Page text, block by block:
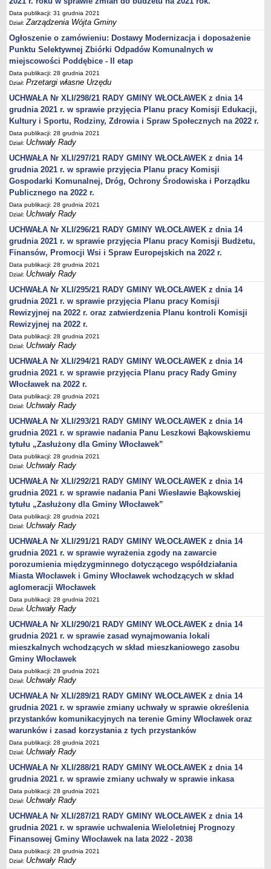
Plan postępowań o udzielenie zamówień w 2018 r.
Plan postępowań o udzielenie zamówień w 2017 r.
OCHRONA ŚRODOWISKA
Karty Informacyjne
Obwieszczenia środowiskowe
Obwieszczenia środowiskowe innych organów
Ogłoszenia środowiskowe
Postanowienia środowiskowe
Postanowienia środowiskowe innych organów
Archiwum 2008-2010
Rejestr działalności regulowanej
Miejscowy Plan Zagospodarowania Przestrzennego
Program Ochrony Środowiska
Plan Gospodarki Odpadami
Analiza Gospodarki Odpadami
PORADNIK INTERESANTA
Obsługa osób doświadczonych trwałymi lub okresowymi
trudnościami w komunikowaniu się (słabosłyszących i
głuchoniemych)
Jak załatwić sprawę
Informacje nieudostępnione
Wniosek o udostępnienie informacji publicznej
PRAWO LOKALNE
Strategia rozwoju
Zagospodarowanie przestrzenne
Program opieki nad zabytkami
Według roczników
Wybory Prezydenckie 28 czerwca 2020
Wybory Prezydenckie 2020
Wybory do Sejmu i do Senatu 2019
Wybory posłów do Parlamentu Europejskiego 2019
Wybory Samorządowe 2018 r.
Wybory ławników na kadencję 2020 – 2023
DZIAŁ OGŁOSZEŃ
Roczny Program Współpracy Gminy Włocławek z organizacjami
pozarządowymi - Konsultacje
Nowe statuty sołectw - Konsultacje
Konsultacje 2020 - zmiana granic
Nieodpłatna pomoc prawna
Obwieszczenia Wójta Gminy
Obwieszczenia Wojewody
Obwieszczenia innych organów
Obwieszczenia o sprzedaży
Informacje i Ogłoszenia
Ogłoszenia dot. nieruchomości
Sprawozdania Wójta Gminy
Zawiadomienia
Nabór pracowników
Konkursy - gminne jednostki organizacyjne
Rejestry
Petycje kierowane do Rady Gminy
Petycje kierowane do Wójta Gminy
Raporty o stanie Gminy
Petycje
Spis Rolny 2020
Dostępność cyfrowa strony podmiotowej BIP
Data publikacji: 31 grudnia 2021
Dział:Zarządzenia Wójta Gminy
Ogłoszenie o zamówieniu: Dostawy Modernizacja i doposażenie
Punktu Selektywnej Zbiórki Odpadów Komunalnych w
miejscowości Poddębice - II etap
Data publikacji: 28 grudnia 2021
Dział:Przetargi własne Urzędu
UCHWAŁA Nr XLI/298/21 RADY GMINY WŁOCŁAWEK z dnia 14
grudnia 2021 r. w sprawie przyjęcia Planu pracy Komisji Edukacji,
Kultury i Sportu, Rodziny, Zdrowia i Spraw Społecznych na 2022 r.
Data publikacji: 28 grudnia 2021
Dział: Uchwały Rady
UCHWAŁA Nr XLI/297/21 RADY GMINY WŁOCŁAWEK z dnia 14
grudnia 2021 r. w sprawie przyjęcia Planu pracy Komisji
Gospodarki Komunalnej, Dróg, Ochrony Środowiska i Porządku
Publicznego na 2022 r.
Data publikacji: 28 grudnia 2021
Dział: Uchwały Rady
UCHWAŁA Nr XLI/296/21 RADY GMINY WŁOCŁAWEK z dnia 14
grudnia 2021 r. w sprawie przyjęcia Planu pracy Komisji Budżetu,
Finansów, Promocji Wsi i Spraw Europejskich na 2022 r.
Data publikacji: 28 grudnia 2021
Dział: Uchwały Rady
UCHWAŁA Nr XLI/295/21 RADY GMINY WŁOCŁAWEK z dnia 14
grudnia 2021 r. w sprawie przyjęcia Planu pracy Komisji
Rewizyjnej na 2022 r. oraz zatwierdzenia Planu kontroli Komisji
Rewizyjnej na 2022 r.
Data publikacji: 28 grudnia 2021
Dział: Uchwały Rady
UCHWAŁA Nr XLI/294/21 RADY GMINY WŁOCŁAWEK z dnia 14
grudnia 2021 r. w sprawie przyjęcia Planu pracy Rady Gminy
Włocławek na 2022 r.
Data publikacji: 28 grudnia 2021
Dział: Uchwały Rady
UCHWAŁA Nr XLI/293/21 RADY GMINY WŁOCŁAWEK z dnia 14
grudnia 2021 r. w sprawie nadania Panu Leszkowi Bąkowskiemu
tytułu „Zasłużony dla Gminy Włocławek”
Data publikacji: 28 grudnia 2021
Dział: Uchwały Rady
UCHWAŁA Nr XLI/292/21 RADY GMINY WŁOCŁAWEK z dnia 14
grudnia 2021 r. w sprawie nadania Pani Wiesławie Bąkowskiej
tytułu „Zasłużony dla Gminy Włocławek”
Data publikacji: 28 grudnia 2021
Dział: Uchwały Rady
UCHWAŁA Nr XLI/291/21 RADY GMINY WŁOCŁAWEK z dnia 14
grudnia 2021 r. w sprawie wyrażenia zgody na zawarcie
porozumienia międzygminnego dotyczącego współdziałania
Miasta Włocławek i Gminy Włocławek wchodzących w skład
aglomeracji Włocławek
Data publikacji: 28 grudnia 2021
Dział: Uchwały Rady
UCHWAŁA Nr XLI/290/21 RADY GMINY WŁOCŁAWEK z dnia 14
grudnia 2021 r. w sprawie zasad wynajmowania lokali
mieszkalnych wchodzących w skład mieszkaniowego zasobu
Gminy Włocławek
Data publikacji: 28 grudnia 2021
Dział: Uchwały Rady
UCHWAŁA Nr XLI/289/21 RADY GMINY WŁOCŁAWEK z dnia 14
grudnia 2021 r. w sprawie zmiany uchwały w sprawie określenia
przystanków komunikacyjnych na terenie Gminy Włocławek oraz
warunków i zasad korzystania z tych przystanków
Data publikacji: 28 grudnia 2021
Dział: Uchwały Rady
UCHWAŁA Nr XLI/288/21 RADY GMINY WŁOCŁAWEK z dnia 14
grudnia 2021 r. w sprawie zmiany uchwały w sprawie inkasa
Data publikacji: 28 grudnia 2021
Dział: Uchwały Rady
UCHWAŁA Nr XLI/287/21 RADY GMINY WŁOCŁAWEK z dnia 14
grudnia 2021 r. w sprawie uchwalenia Wieloletniej Prognozy
Finansowej Gminy Włocławek na lata 2022 - 2038
Data publikacji: 28 grudnia 2021
Dział: Uchwały Rady